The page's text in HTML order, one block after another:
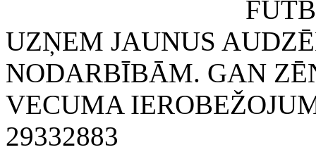
FUTBOLA
UZŅEM JAUNUS
NODARBĪBĀM. GAN
VECUMA
29332883